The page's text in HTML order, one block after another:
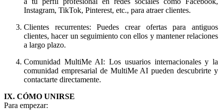
Instagram, TikTok, Pinterest, etc., para atraer clientes.
Clientes recurrentes: Puedes crear ofertas para antiguos
clientes, hacer un seguimiento con ellos y mantener relaciones
a largo plazo.
Comunidad MultiMe AI: Los usuarios internacionales y la
comunidad empresarial de MultiMe AI pueden descubrirte y
contactarte directamente.
IX. CÓMO UNIRSE
Para empezar: